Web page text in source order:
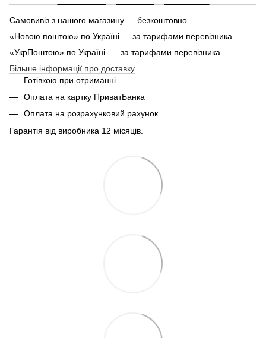
Самовивіз з нашого магазину — безкоштовно.
«Новою поштою» по Україні — за тарифами перевізника
«УкрПоштою» по Україні — за тарифами перевізника
Більше інформації про доставку
Готівкою при отриманні
Оплата на картку ПриватБанка
Оплата на розрахунковий рахунок
Гарантія від виробника 12 місяців.